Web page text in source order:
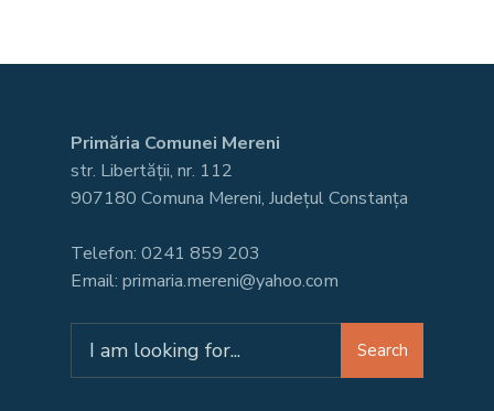
Primăria Comunei Mereni
str. Libertății, nr. 112
907180 Comuna Mereni, Județul Constanța
Telefon: 0241 859 203
Email: primaria.mereni@yahoo.com
for:
Search